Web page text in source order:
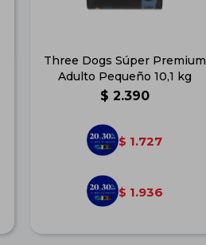
Three Dogs Súper Premium
Adulto Pequeño 10,1 kg
$ 2.390
$ 1.727
$ 1.936